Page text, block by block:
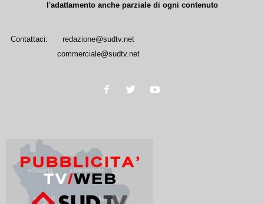
l'adattamento anche parziale di ogni contenuto
Contattaci:
redazione@sudtv.net
commerciale@sudtv.net